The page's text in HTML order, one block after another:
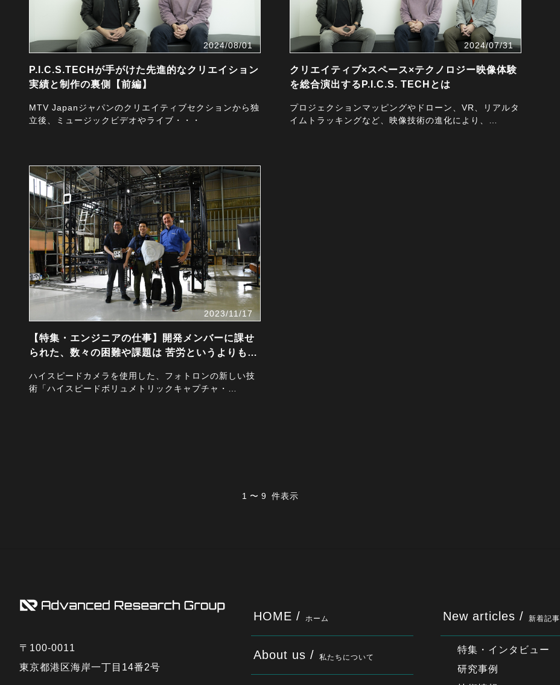
2024/08/01
P.I.C.S.TECHが手がけた先進的なクリエイション
実績と制作の裏側【前編】
MTV Japanジャパンのクリエイティブセクションから独
立後、ミュージックビデオやライブ・・・
2024/07/31
クリエイティブ×スペース×テクノロジー映像体験
を総合演出するP.I.C.S. TECHとは
プロジェクションマッピングやドローン、VR、リアルタ
イムトラッキングなど、映像技術の進化により、
2023/11/17
【特集・エンジニアの仕事】開発メンバーに課せ
られた、数々の困難や課題は 苦労というよりもむ
ハイスピードカメラを使用した、フォトロンの新しい技
術「ハイスピードボリュメトリックキャプチャ・
1 〜 9 件表示
〒100-0011
東京都港区海岸一丁目14番2号
HOME / ホーム
About us / 私たちについて
New articles / 新着記事
特集・インタビュー
研究事例